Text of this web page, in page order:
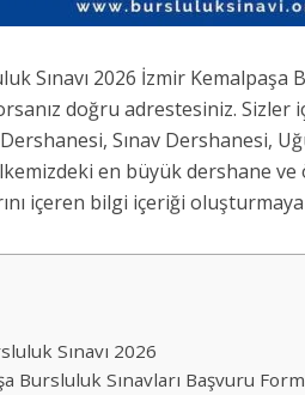
Sınavı 2026 İzmir Kemalpaşa
doğru adrestesiniz.
Sınav Dershanesi,
en büyük dershane ve
içeren bilgi içeriği oluşturmaya
Sınavı 2026
Bursluluk Sınavları Başvuru